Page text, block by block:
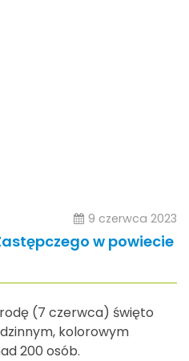
9 czerwca 2023
w powiecie
(7 czerwca) święto
kolorowym
200 osób.